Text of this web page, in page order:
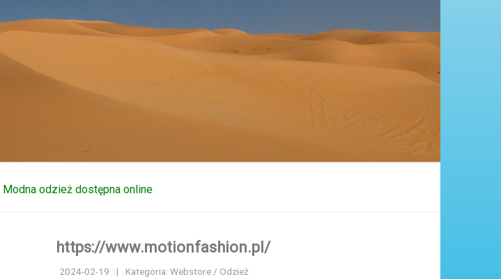
Modna odzież dostępna online
https://www.motionfashion.pl/
2024-02-19 |
Kategoria: Webstore / Odzież